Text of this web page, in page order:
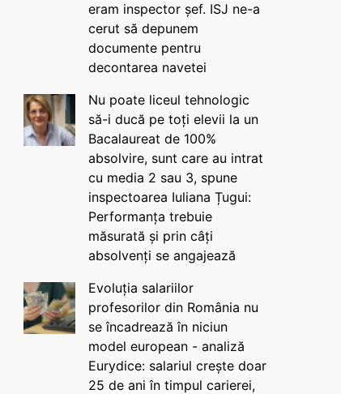
eram inspector șef. ISJ ne-a
cerut să depunem
documente pentru
decontarea navetei
Nu poate liceul tehnologic
să-i ducă pe toți elevii la un
Bacalaureat de 100%
absolvire, sunt care au intrat
cu media 2 sau 3, spune
inspectoarea Iuliana Țugui:
Performanța trebuie
măsurată și prin câți
absolvenți se angajează
Evoluția salariilor
profesorilor din România nu
se încadrează în niciun
model european - analiză
Eurydice: salariul crește doar
25 de ani în timpul carierei,